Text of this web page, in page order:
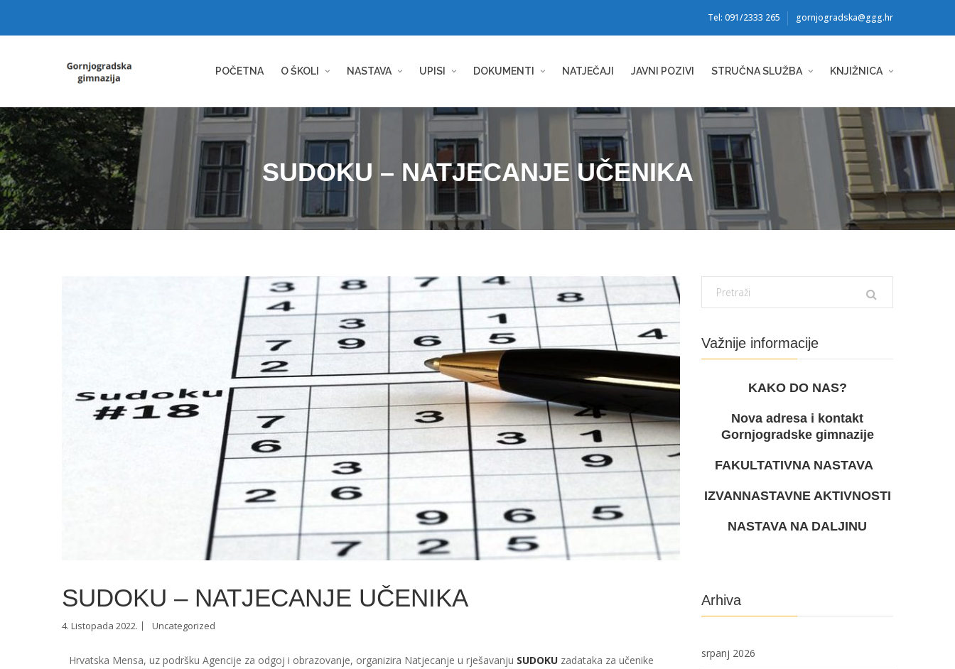
Tel: 091/2333 265 gornjogradska@ggg.hr
POČETNA O ŠKOLI NASTAVA UPISI DOKUMENTI NATJEČAJI JAVNI POZIVI STRUČNA SLUŽBA KNJIŽNICA
SUDOKU – NATJECANJE UČENIKA
SUDOKU – NATJECANJE UČENIKA
4. Listopada 2022. Uncategorized
Hrvatska Mensa, uz podršku Agencije za odgoj i obrazovanje, organizira Natjecanje u rješavanju SUDOKU zadataka za učenike
Važnije informacije
KAKO DO NAS?
Nova adresa i kontakt
Gornjogradske gimnazije
FAKULTATIVNA NASTAVA
IZVANNASTAVNE AKTIVNOSTI
NASTAVA NA DALJINU
Arhiva
srpanj 2026